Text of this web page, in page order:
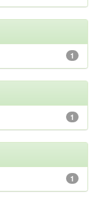
1
1
1